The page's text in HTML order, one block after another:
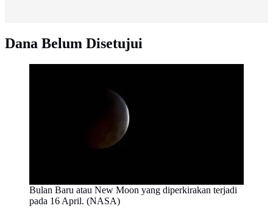
Dana Belum Disetujui
Bulan Baru atau New Moon yang diperkirakan terjadi
pada 16 April. (NASA)